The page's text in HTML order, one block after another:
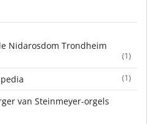
Nidarosdom Trondheim
(1)
(1)
van Steinmeyer-orgels